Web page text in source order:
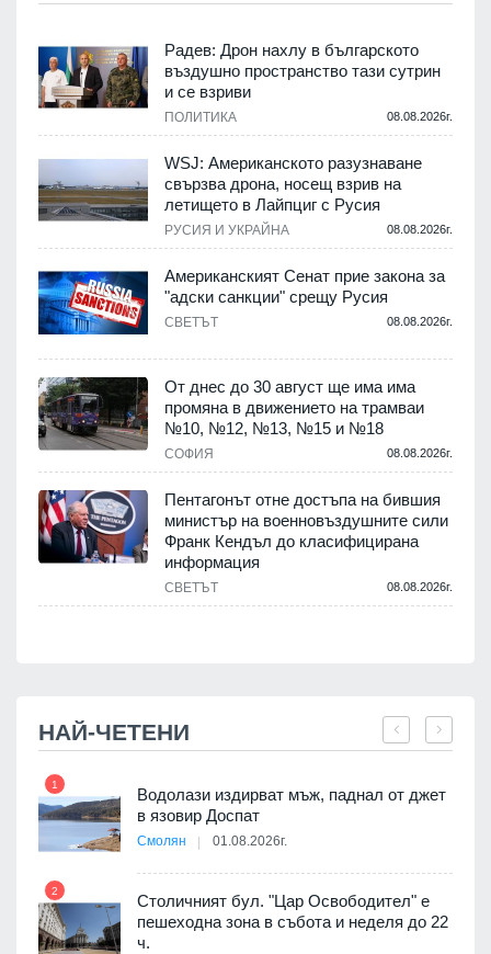
Радев: Дрон нахлу в българското
въздушно пространство тази сутрин
и се взриви
ПОЛИТИКА 08.08.2026г.
WSJ: Американското разузнаване
свързва дрона, носещ взрив на
летището в Лайпциг с Русия
РУСИЯ И УКРАЙНА 08.08.2026г.
Американският Сенат прие закона за
"адски санкции" срещу Русия
СВЕТЪТ 08.08.2026г.
От днес до 30 август ще има има
промяна в движението на трамваи
№10, №12, №13, №15 и №18
СОФИЯ 08.08.2026г.
Пентагонът отне достъпа на бившия
министър на военновъздушните сили
Франк Кендъл до класифицирана
информация
СВЕТЪТ 08.08.2026г.
НАЙ-ЧЕТЕНИ
1
Водолази издирват мъж, паднал от джет
в язовир Доспат
Смолян 01.08.2026г.
2
Столичният бул. "Цар Освободител" е
пешеходна зона в събота и неделя до 22
ч.